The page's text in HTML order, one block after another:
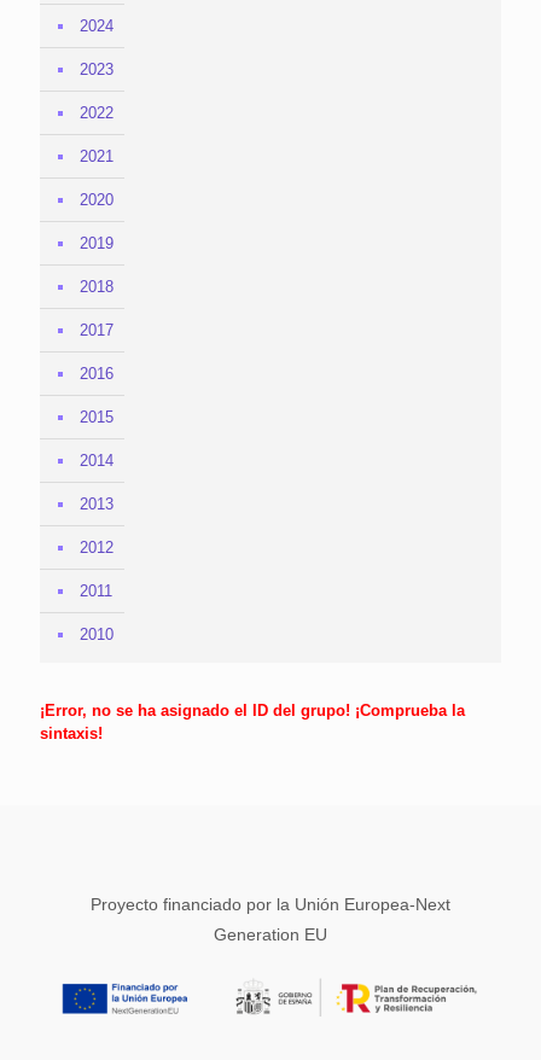
2024
2023
2022
2021
2020
2019
2018
2017
2016
2015
2014
2013
2012
2011
2010
¡Error, no se ha asignado el ID del grupo! ¡Comprueba la
sintaxis!
Proyecto financiado por la Unión Europea-Next
Generation EU